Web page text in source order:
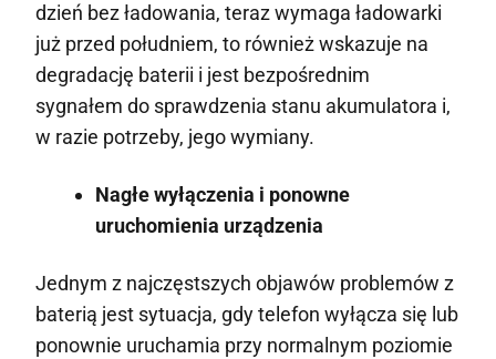
dzień bez ładowania, teraz wymaga ładowarki
już przed południem, to również wskazuje na
degradację baterii i jest bezpośrednim
sygnałem do sprawdzenia stanu akumulatora i,
w razie potrzeby, jego wymiany.
Nagłe wyłączenia i ponowne
uruchomienia urządzenia
Jednym z najczęstszych objawów problemów z
baterią jest sytuacja, gdy telefon wyłącza się lub
ponownie uruchamia przy normalnym poziomie